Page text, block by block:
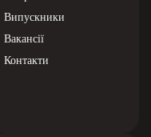
Випускники
Вакансії
Контакти